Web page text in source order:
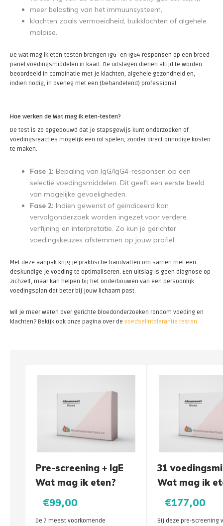
meer belasting van het immuunsysteem,
klachten zoals vermoeidheid, buikklachten of algehele
malaise.
De Wat mag ik eten-testen brengen IgG- en IgG4-responsen op een breed
panel voedingsmiddelen in kaart. De uitslagen dienen altijd te worden
beoordeeld in combinatie met je klachten, algehele gezondheid en,
indien nodig, in overleg met een (behandelend) professional.
Hoe werken de Wat mag ik eten-testen?
De test is zo opgebouwd dat je stapsgewijs kunt onderzoeken of
voedingsreacties mogelijk een rol spelen, zonder direct onnodige kosten
te maken.
Fase 1: Bepaling van IgG/IgG4-responsen op een
selectie voedingsmiddelen. Dit geeft een eerste beeld
van mogelijke gevoeligheden.
Fase 2: Indien gewenst of geïndiceerd kan
vervolgonderzoek worden ingezet voor verdere
verfijning en interpretatie. Zo kun je gerichter
voedingskeuzes afstemmen op jouw profiel.
Met deze aanpak krijg je praktische handvatten om samen met een
deskundige je voeding te optimaliseren. Een uitslag is geen diagnose op
zichzelf, maar kan helpen bij het onderbouwen van een persoonlijk
voedingsplan dat beter bij jouw lichaam past.
Wil je meer weten over gerichte bloedonderzoeken rondom voeding en
klachten? Bekijk ook onze pagina over de voedselintolerantie testen.
Pre-screening + IgE
Wat mag ik eten?
€99,00
De 7 meest voorkomende
31
Wat mag ik
€177,00
Bij deze pre-screening